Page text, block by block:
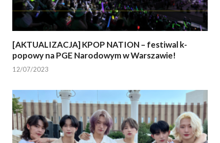
[AKTUALIZACJA] KPOP NATION – festiwal k-
popowy na PGE Narodowym w Warszawie!
12/07/2023